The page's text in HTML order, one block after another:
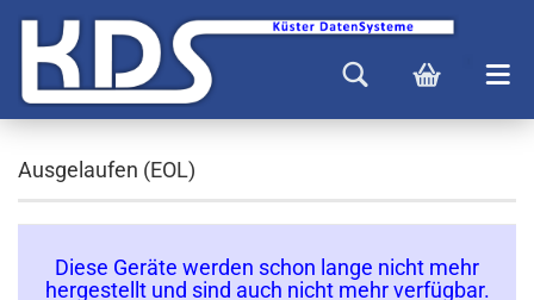
Ausgelaufen (EOL)
Diese Geräte werden schon lange nicht mehr
hergestellt und sind auch nicht mehr verfügbar.